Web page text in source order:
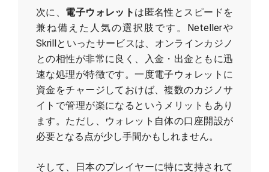
次に、 電子ウォレット は匿名性とスピードを
兼ね備えた人気の選択肢です。Netellerや
Skrillといったサービスは、オンラインカジノ
との相性が非常に良く、入金・出金ともに迅
速な処理が特徴です。一度電子ウォレットに
資金をチャージしておけば、複数のカジノサ
イトで管理が楽になるというメリットもあり
ます。ただし、ウォレット自体の口座開設が
必要となる点が少し手間かもしれません。
そして、日本のプレイヤーに特に支持されて